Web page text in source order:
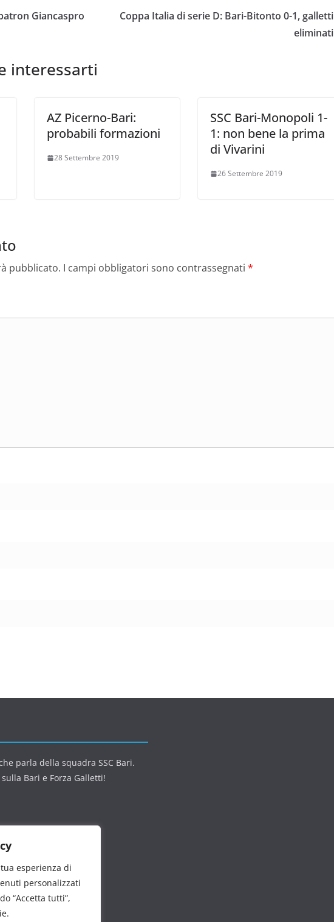
esperienza di
personalizzati
“Accetta tutti”,
Giancaspro
Coppa Italia di serie D: Bari-Bitonto 0-1, galletti
eliminati
interessarti
AZ Picerno-Bari:
probabili formazioni
28 Settembre 2019
SSC Bari-Monopoli 1-
1: non bene la prima
di Vivarini
26 Settembre 2019
pubblicato. I campi obbligatori sono contrassegnati *
parla della squadra SSC Bari.
Bari e Forza Galletti!